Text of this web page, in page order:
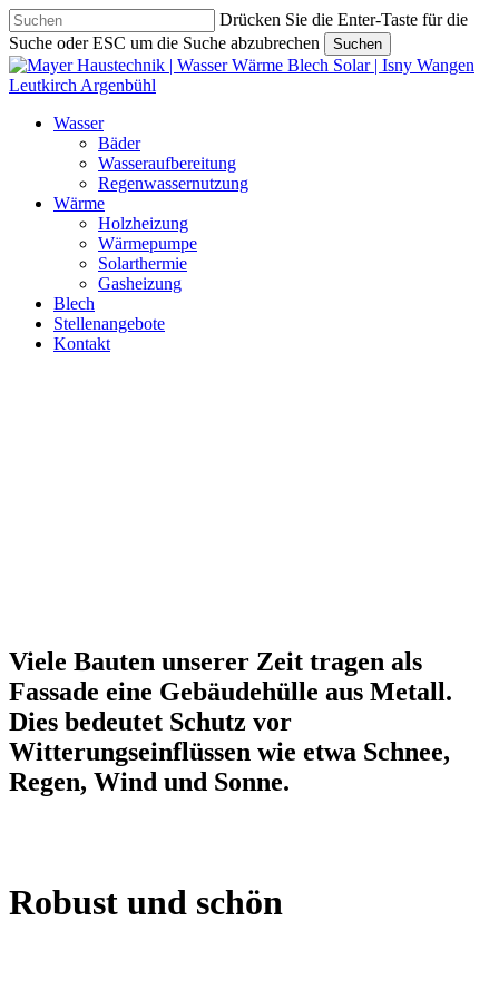
Skip
to
main
content
Drücken Sie die Enter-Taste für die
Suche oder ESC um die Suche abzubrechen
Suchen
Close
Search
Menu
Wasser
Bäder
Wasseraufbereitung
Regenwassernutzung
Wärme
Holzheizung
Wärmepumpe
Solarthermie
Gasheizung
Blech
Stellenangebote
Kontakt
Viele Bauten unserer Zeit tragen als
Fassade eine Gebäudehülle aus Metall.
Dies bedeutet Schutz vor
Witterungseinflüssen wie etwa Schnee,
Regen, Wind und Sonne.
Robust und schön